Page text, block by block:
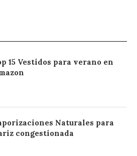
15 Vestidos para verano en
Naturales para
congestionada